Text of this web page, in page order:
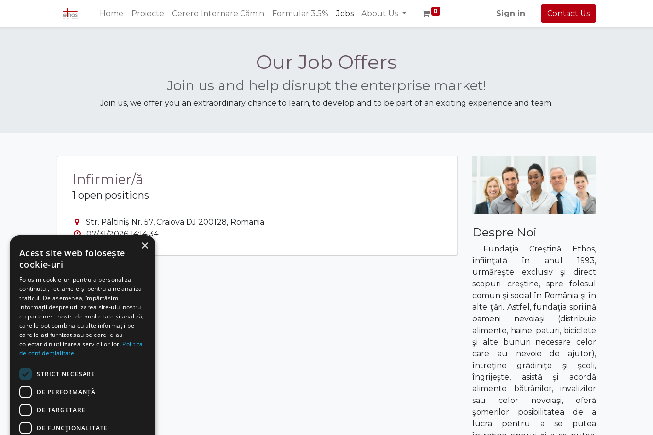
Home Proiecte Cerere Internare Cămin Formular 3.5% Jobs About Us 0 Sign in Contact Us
Our Job Offers
Join us and help disrupt the enterprise market!
Join us, we offer you an extraordinary chance to learn, to develop and to be part of an exciting experience and team.
Infirmier/ă
1 open positions
Str. Păltiniș Nr. 57, Craiova DJ 200128, Romania
07/31/2026 14:14:34
Despre Noi
Fundaţia Creştină Ethos,
înfiinţată în anul 1993,
urmăreşte exclusiv şi direct
scopuri creştine, spre folosul
comun şi social în România şi în
alte ţări. Astfel, fundaţia sprijină
oameni nevoiaşi (distribuie
alimente, haine, paturi, biciclete
şi alte bunuri necesare celor
care au nevoie de ajutor),
întreţine grădiniţe şi şcoli,
îngrijeşte, asistă şi acordă
alimente bătrânilor, invalizilor
sau celor nevoiaşi, oferă
şomerilor posibilitatea de a
lucra pentru a se putea
×
Acest site web folosește
cookie-uri
Folosim cookie-uri pentru a personaliza
conținutul, reclamele și pentru a ne analiza
traficul. De asemenea, împărtășim
informații despre utilizarea site-ului nostru
cu partenerii noștri de publicitate și analiză,
care le pot combina cu alte informații pe
care le-ați furnizat sau pe care le-au
colectat din utilizarea serviciilor lor. Politica
de confidențialitate
STRICT NECESARE
DE PERFORMANȚĂ
DE TARGETARE
DE FUNCŢIONALITATE